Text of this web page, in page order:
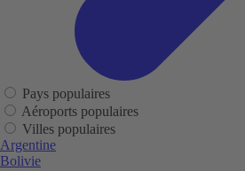
Pays populaires
Aéroports populaires
Villes populaires
Argentine
Bolivie